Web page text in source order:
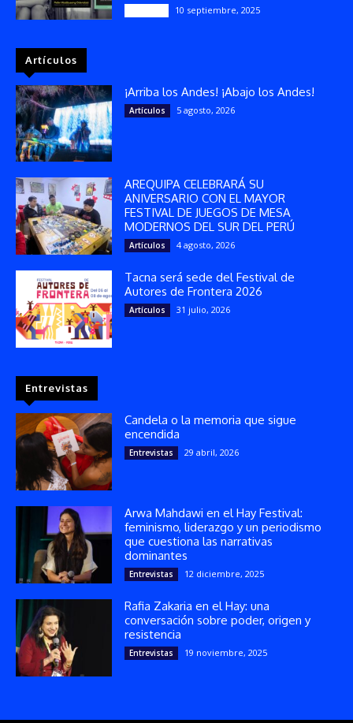
10 septiembre, 2025
Artículos
¡Arriba los Andes! ¡Abajo los Andes!
Artículos 5 agosto, 2026
AREQUIPA CELEBRARÁ SU
ANIVERSARIO CON EL MAYOR
FESTIVAL DE JUEGOS DE MESA
MODERNOS DEL SUR DEL PERÚ
Artículos 4 agosto, 2026
Tacna será sede del Festival de
Autores de Frontera 2026
Artículos 31 julio, 2026
Entrevistas
Candela o la memoria que sigue
encendida
Entrevistas 29 abril, 2026
Arwa Mahdawi en el Hay Festival:
feminismo, liderazgo y un periodismo
que cuestiona las narrativas
dominantes
Entrevistas 12 diciembre, 2025
Rafia Zakaria en el Hay: una
conversación sobre poder, origen y
resistencia
Entrevistas 19 noviembre, 2025